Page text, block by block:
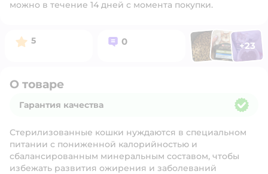
можно в течение 14 дней с момента покупки.
Рейтинг:
5 Вопросов:
0 ФотоФотоФото
+23
Открыть
О товаре
Гарантия качества
Стерилизованные кошки нуждаются в специальном
питании с пониженной калорийностью и
сбалансированным минеральным составом, чтобы
избежать развития ожирения и заболеваний